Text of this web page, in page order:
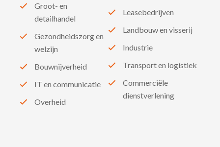
Groot- en
detailhandel
Gezondheidszorg en
welzijn
Bouwnijverheid
IT en communicatie
Overheid
Leasebedrijven
Landbouw en visserij
Industrie
Transport en logistiek
Commerciële
dienstverlening